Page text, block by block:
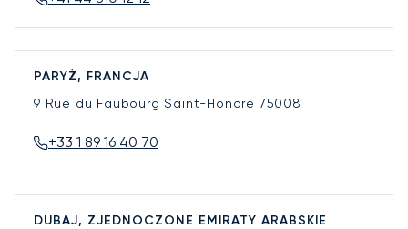
PARYŻ, FRANCJA
9 Rue du Faubourg Saint-Honoré 75008
+33 1 89 16 40 70
DUBAJ, ZJEDNOCZONE EMIRATY ARABSKIE